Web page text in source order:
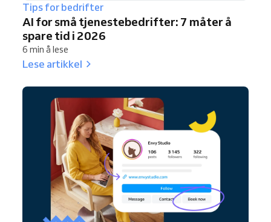
Tips for bedrifter
AI for små tjenestebedrifter: 7 måter å
spare tid i 2026
6 min å lese
Lese artikkel